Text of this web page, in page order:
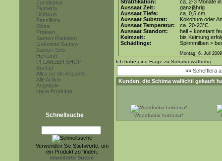
Eucalyptus
Plumeria
Hibiskus
Passiflora
Musa
Proteen
Samen-Raritäten
Gekeimte Samen
Samen-Sets
Herkunft
PFLANZEN SHOP
Bücher
Alles für die Anzucht
Alle Artikel
Angebote
Neue Produkte
Schnellsuche
Verwenden Sie Stichworte, um
ein Produkt zu finden.
erweiterte Suche
Stratifikation:
ca. 2-3 Monate
Aussaat Zeit:
ganzjährig
Aussaat Tiefe:
ca. 0,5 cm
Aussaat Substrat:
Kokohum oder
Aussaat Temperatur:
ca. 20-23°C
Aussaat Standort:
hell + konstant
Keimzeit:
bis Keimung
Schädlinge:
Spinnmilben >
Montag, 6. Juli 2009
Ich habe eine Frage zu Schima wallichii
«« Schefflera
Kunden, die Schima wallichii gekauft
Woodfordia fruticosa*